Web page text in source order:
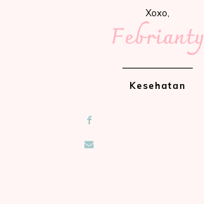
Xoxo,
Febrianty
Kesehatan